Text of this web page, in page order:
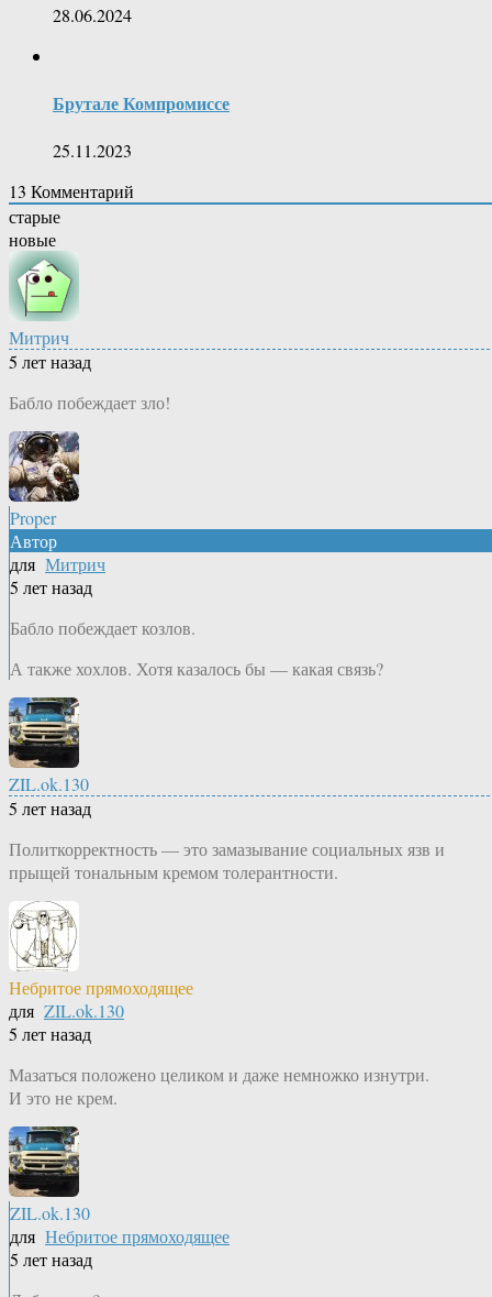
28.06.2024
Брутале Компромиссе
25.11.2023
13 Комментарий
старые
новые
Митрич
5 лет назад
Бабло побеждает зло!
Proper
Автор
для Митрич
5 лет назад
Бабло побеждает козлов.
А также хохлов. Хотя казалось бы — какая связь?
ZIL.ok.130
5 лет назад
Политкорректность — это замазывание социальных язв и
прыщей тональным кремом толерантности.
Небритое прямоходящее
для ZIL.ok.130
5 лет назад
Мазаться положено целиком и даже немножко изнутри.
И это не крем.
ZIL.ok.130
для Небритое прямоходящее
5 лет назад